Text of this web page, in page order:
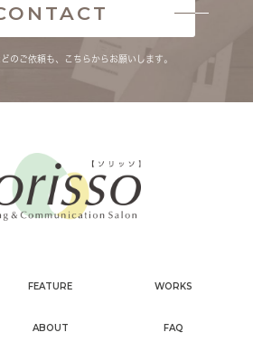
のご依頼も、こちらからお願いします。
FEATURE WORKS
ABOUT FAQ